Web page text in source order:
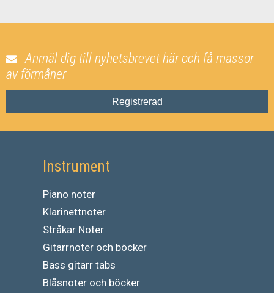
Anmäl dig till nyhetsbrevet här och få massor
av förmåner
Registrerad
Instrument
Piano noter
Klarinettnoter
Stråkar Noter
Gitarrnoter och böcker
Bass gitarr tabs
Blåsnoter och böcker